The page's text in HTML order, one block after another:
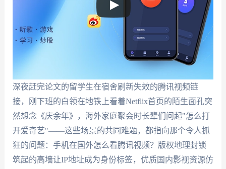
深夜赶完论文的留学生在宿舍刷新失效的腾讯视频链
接，刚下班的白领在地铁上看着Netflix首页的陌生面孔突
然想念《庆余年》，海外家庭聚会时长辈们问起"怎么打
开爱奇艺"——这些场景的共同难题，都指向那个令人抓
狂的问题：手机在国外怎么看腾讯视频？版权地理封锁
筑起的高墙让IP地址成为身份标签，优质国内影视资源仿